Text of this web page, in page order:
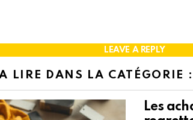
LEAVE A REPLY
LIRE DANS LA CATÉGORIE :
Les